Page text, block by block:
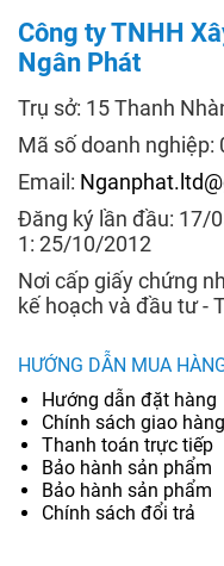
Công ty TNHH
Ngân Phát
Trụ sở: 15 Thanh
Mã số doanh nghiệp:
Email:
Đăng ký lần đầu: 17/
1: 25/10/2012
Nơi cấp giấy chứng
kế hoạch và đầu tư -
HƯỚNG DẪN MUA
Hướng dẫn đặt hàng
Chính sách giao hàng
Thanh toán trực tiếp
Bảo hành sản phẩm
Bảo hành sản phẩm
Chính sách đổi trả